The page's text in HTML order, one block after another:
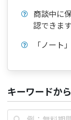
キーワードか
商談中に
認できま
「ノート